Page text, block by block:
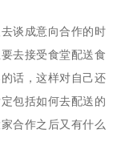
谈成意向合作的时
去接受食堂配送食
话，这样对自己还
包括如何去配送的
合作之后又有什么